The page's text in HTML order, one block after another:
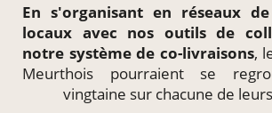
En s'organisant en réseaux
locaux avec nos outils de
notre système de co-livraisons,
Meurthois pourraient se
vingtaine sur chacune de